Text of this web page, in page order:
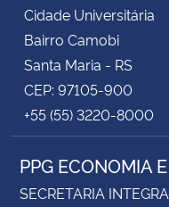
Cidade Universitária
Bairro Camobi
Santa Maria - RS
CEP: 97105-900
+55 (55) 3220-8000
PPG ECONOMIA
SECRETARIA